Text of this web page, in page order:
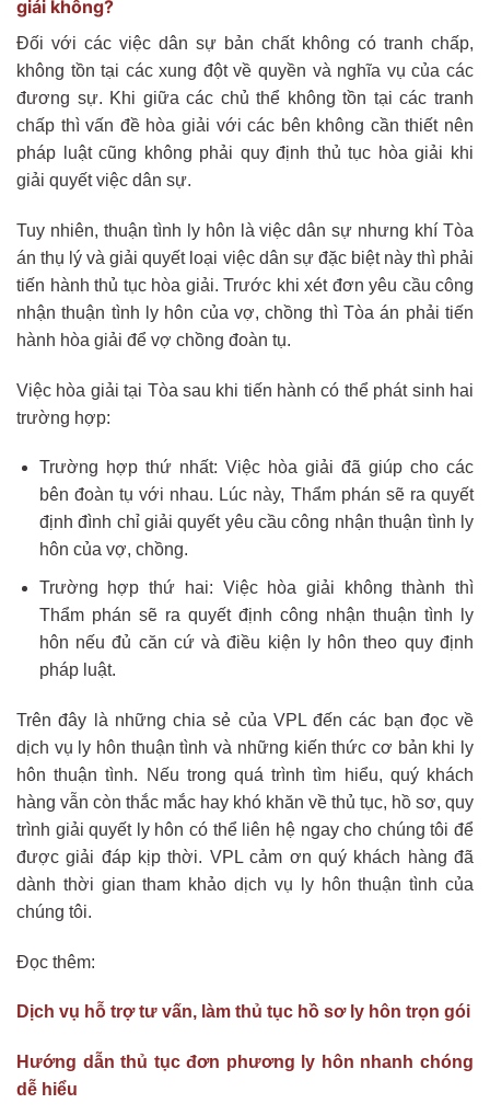
giải không?
Đối với các việc dân sự bản chất không có tranh chấp,
không tồn tại các xung đột về quyền và nghĩa vụ của các
đương sự. Khi giữa các chủ thể không tồn tại các tranh
chấp thì vấn đề hòa giải với các bên không cần thiết nên
pháp luật cũng không phải quy định thủ tục hòa giải khi
giải quyết việc dân sự.
Tuy nhiên, thuận tình ly hôn là việc dân sự nhưng khí Tòa
án thụ lý và giải quyết loại việc dân sự đặc biệt này thì phải
tiến hành thủ tục hòa giải. Trước khi xét đơn yêu cầu công
nhận thuận tình ly hôn của vợ, chồng thì Tòa án phải tiến
hành hòa giải để vợ chồng đoàn tụ.
Việc hòa giải tại Tòa sau khi tiến hành có thể phát sinh hai
trường hợp:
Trường hợp thứ nhất: Việc hòa giải đã giúp cho các
bên đoàn tụ với nhau. Lúc này, Thẩm phán sẽ ra quyết
định đình chỉ giải quyết yêu cầu công nhận thuận tình ly
hôn của vợ, chồng.
Trường hợp thứ hai: Việc hòa giải không thành thì
Thẩm phán sẽ ra quyết định công nhận thuận tình ly
hôn nếu đủ căn cứ và điều kiện ly hôn theo quy định
pháp luật.
Trên đây là những chia sẻ của VPL đến các bạn đọc về
dịch vụ ly hôn thuận tình và những kiến thức cơ bản khi ly
hôn thuận tình. Nếu trong quá trình tìm hiểu, quý khách
hàng vẫn còn thắc mắc hay khó khăn về thủ tục, hồ sơ, quy
trình giải quyết ly hôn có thể liên hệ ngay cho chúng tôi để
được giải đáp kịp thời. VPL cảm ơn quý khách hàng đã
dành thời gian tham khảo dịch vụ ly hôn thuận tình của
chúng tôi.
Đọc thêm:
Dịch vụ hỗ trợ tư vấn, làm thủ tục hồ sơ ly hôn trọn gói
Hướng dẫn thủ tục đơn phương ly hôn nhanh chóng
dễ hiểu